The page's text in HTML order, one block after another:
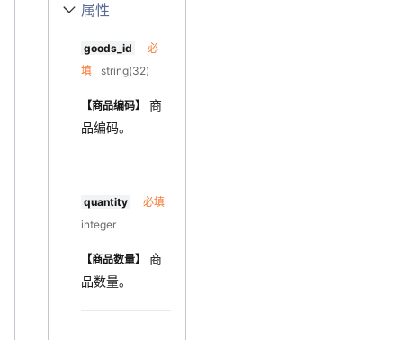
属性
goods_id
必
填
string(32)
【商品编码】
商
品编码。
quantity
必填
integer
【商品数量】
商
品数量。